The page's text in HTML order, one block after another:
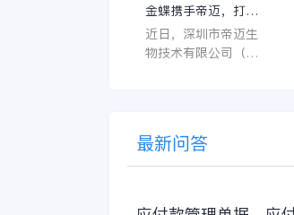
金蝶携手帝迈，打造
医疗器械行业信创数
字化标杆
近日，深圳市帝迈生
物技术有限公司（以
国）有限公司（以下
简称
最新问答